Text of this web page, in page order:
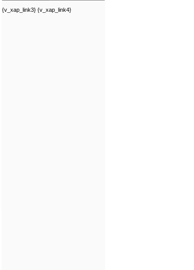
{v_xap_link3} {v_xap_link4}